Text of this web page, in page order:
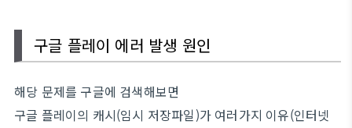
구글 플레이 에러 발생 원인
해당 문제를 구글에 검색해보면
구글 플레이의 캐시(임시 저장파일)가 여러가지 이유(인터넷